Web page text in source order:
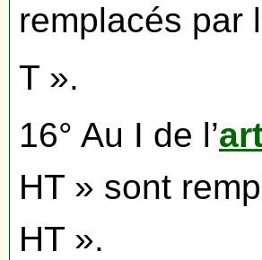
remplacés par
T ».
16° Au I de l’
HT » sont
HT ».